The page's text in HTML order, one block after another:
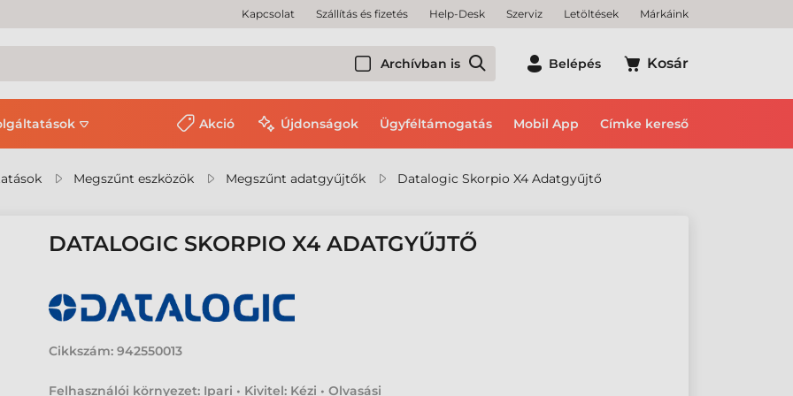
Kapcsolat Szállítás és fizetés Help-Desk Szerviz Letöltések Márkáink
Archívban is Belépés Kosár
Akció Újdonságok Ügyféltámogatás Mobil App Címke kereső
Megszűnt eszközök Megszűnt adatgyűjtők Datalogic Skorpio X4 Adatgyűjtő
DATALOGIC SKORPIO X4 ADATGYŰJTŐ
Cikkszám: 942550013
Felhasználói környezet: Ipari • Kivitel: Kézi • Olvasási